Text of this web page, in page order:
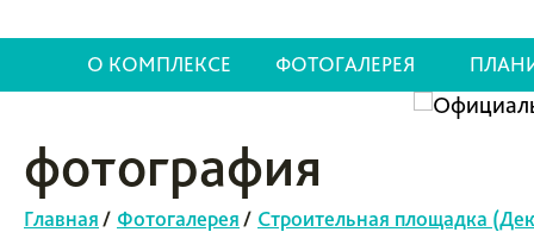
О КОМПЛЕКСЕ ФОТОГАЛЕРЕЯ
фотография
Главная / Фотогалерея / Строительная площадка